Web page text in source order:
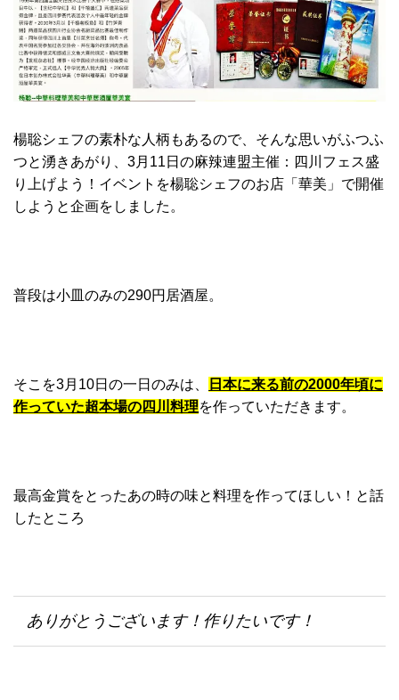
楊聡シェフの素朴な人柄もあるので、そんな思いがふつふ
つと湧きあがり、3月11日の麻辣連盟主催：四川フェス盛
り上げよう！イベントを楊聡シェフのお店「華美」で開催
しようと企画をしました。
普段は小皿のみの290円居酒屋。
そこを3月10日の一日のみは、
日本に来る前の2000年頃に
作っていた超本場の四川料理を作っていただきます。
最高金賞をとったあの時の味と料理を作ってほしい！と話
したところ
ありがとうございます！作りたいです！